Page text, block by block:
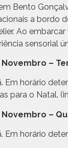
Bento
a bordo
Ao
sensorial
Novembro –
Em horário
para o Natal.
Novembro –
Em horário